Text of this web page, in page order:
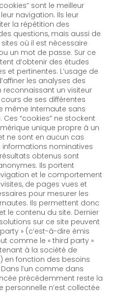
sont le meilleur
navigation. Ils leur
la répétition des
questions, mais aussi de
un mot de passe. Sur ce
d’obtenir des études
et pertinentes. L’usage de
les analyses des
reconnaissant un visiteur
de ses différentes
même Internaute sans
“cookies” ne stockent
ne sont en aucun cas
informations nominatives
obtenus sont
Ils portent
et le comportement
de pages vues et
pour mesurer les
Ils permettent donc
sur ce site peuvent
» (c’est-à-dire émis
comme le « third party »
en fonction des besoins
l’un comme dans
précédemment reste la
n’est collectée